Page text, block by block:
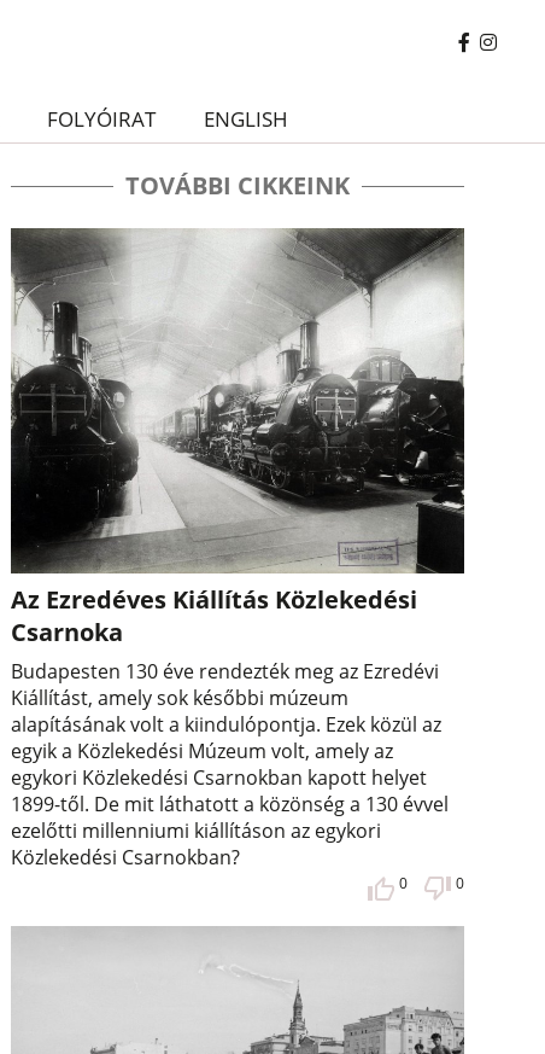
FOLYÓIRAT ENGLISH
TOVÁBBI CIKKEINK
Az Ezredéves Kiállítás Közlekedési
Csarnoka
Budapesten 130 éve rendezték meg az Ezredévi
Kiállítást, amely sok későbbi múzeum
alapításának volt a kiindulópontja. Ezek közül az
egyik a Közlekedési Múzeum volt, amely az
egykori Közlekedési Csarnokban kapott helyet
1899-től. De mit láthatott a közönség a 130 évvel
ezelőtti millenniumi kiállításon az egykori
Közlekedési Csarnokban?
0 0